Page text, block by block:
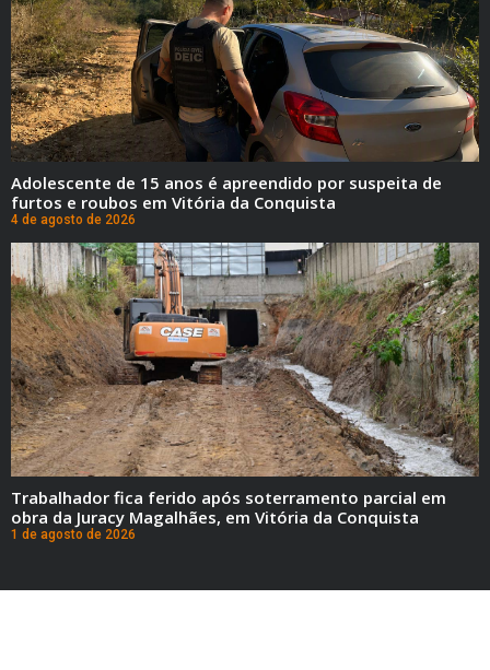
Adolescente de 15 anos é apreendido por suspeita de
furtos e roubos em Vitória da Conquista
4 de agosto de 2026
Trabalhador fica ferido após soterramento parcial em
obra da Juracy Magalhães, em Vitória da Conquista
1 de agosto de 2026